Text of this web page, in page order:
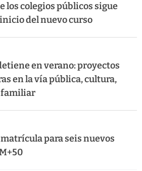
los colegios públicos sigue
del nuevo curso
en verano: proyectos
en la vía pública, cultura,
familiar
para seis nuevos